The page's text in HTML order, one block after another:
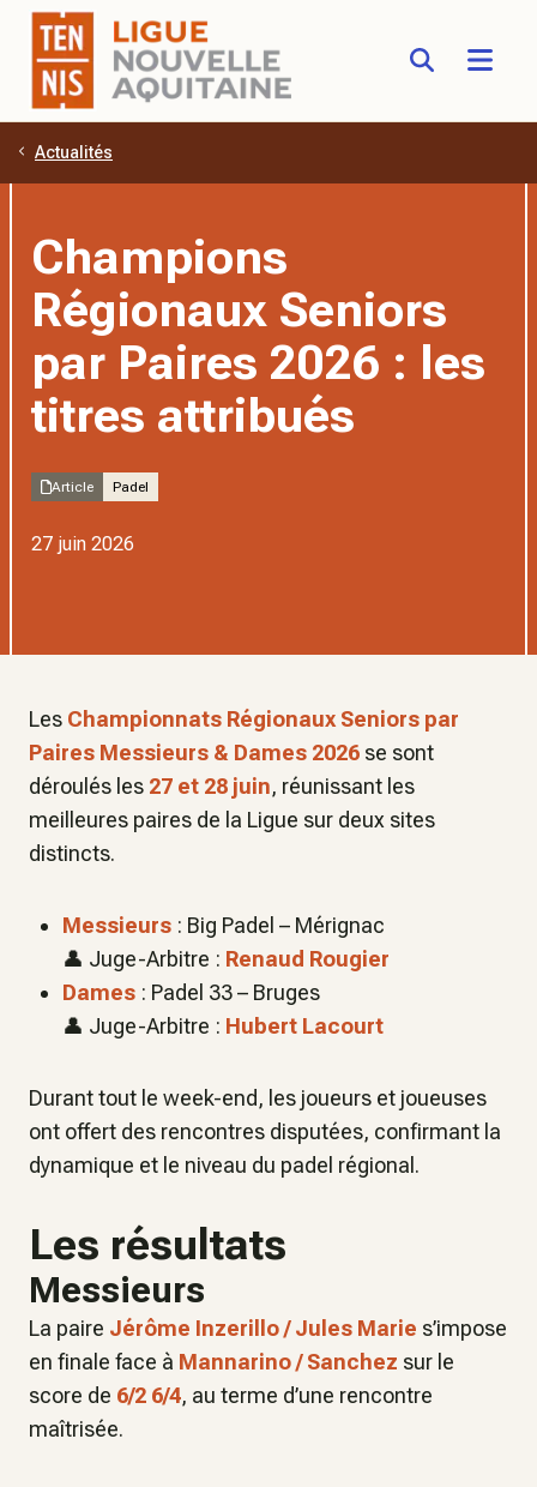
Aller au contenu principal
Actualités
Champions
Régionaux Seniors
par Paires 2026 : les
titres attribués
Article Padel
27 juin 2026
Les Championnats Régionaux Seniors par
Paires Messieurs & Dames 2026 se sont
déroulés les 27 et 28 juin, réunissant les
meilleures paires de la Ligue sur deux sites
distincts.
Messieurs : Big Padel – Mérignac
👤 Juge-Arbitre : Renaud Rougier
Dames : Padel 33 – Bruges
👤 Juge-Arbitre : Hubert Lacourt
Durant tout le week-end, les joueurs et joueuses
ont offert des rencontres disputées, confirmant la
dynamique et le niveau du padel régional.
Les résultats
Messieurs
La paire Jérôme Inzerillo / Jules Marie s’impose
en finale face à Mannarino / Sanchez sur le
score de 6/2 6/4, au terme d’une rencontre
maîtrisée.